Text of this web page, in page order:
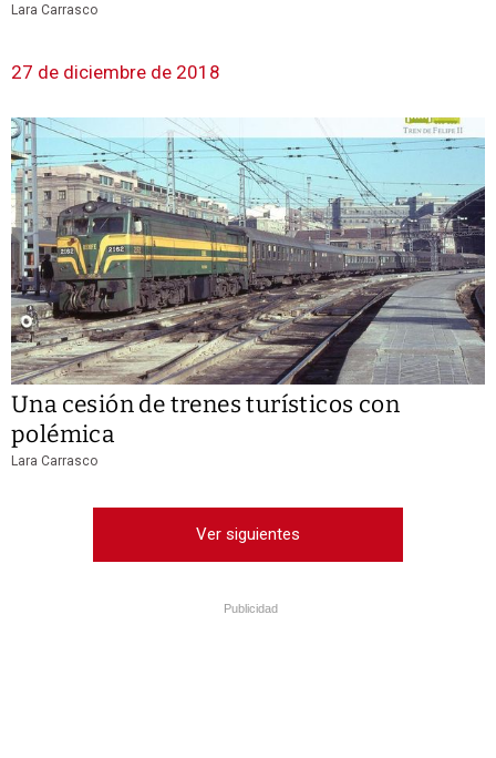
Lara Carrasco
27 de diciembre de 2018
Una cesión de trenes turísticos con
polémica
Lara Carrasco
Ver siguientes
Publicidad